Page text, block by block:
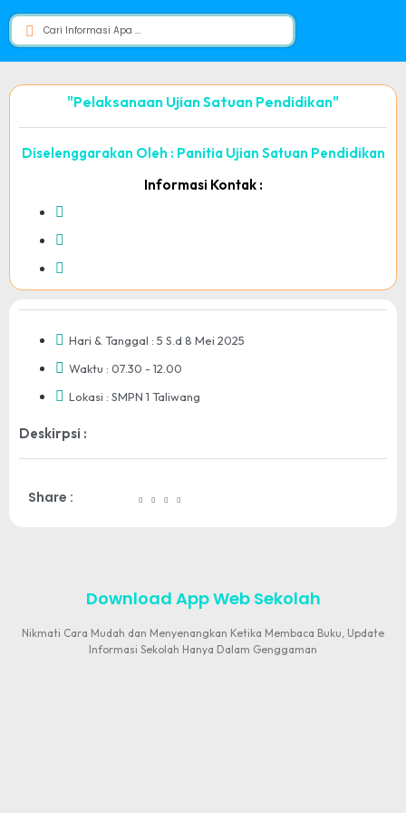
"Pelaksanaan Ujian Satuan Pendidikan"
Diselenggarakan Oleh : Panitia Ujian Satuan Pendidikan
Informasi Kontak :
Hari & Tanggal : 5 S.d 8 Mei 2025
Waktu : 07.30 - 12.00
Lokasi : SMPN 1 Taliwang
Deskirpsi :
Share :
Download App Web Sekolah
Nikmati Cara Mudah dan Menyenangkan Ketika Membaca Buku, Update
Informasi Sekolah Hanya Dalam Genggaman